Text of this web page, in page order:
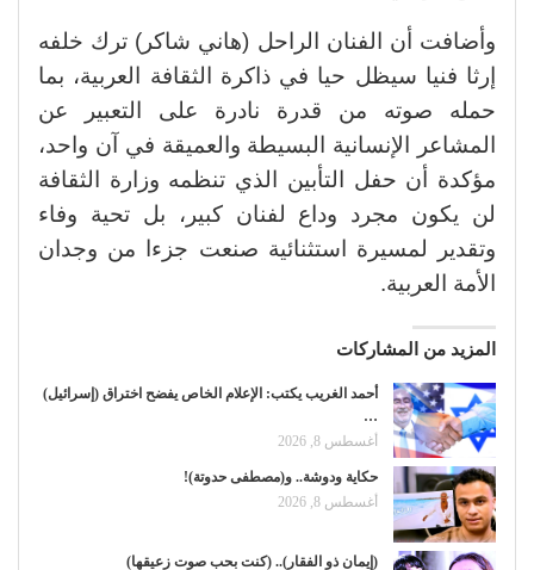
وأضافت أن الفنان الراحل (هاني شاكر) ترك خلفه
إرثا فنيا سيظل حيا في ذاكرة الثقافة العربية، بما
حمله صوته من قدرة نادرة على التعبير عن
المشاعر الإنسانية البسيطة والعميقة في آن واحد،
مؤكدة أن حفل التأبين الذي تنظمه وزارة الثقافة
لن يكون مجرد وداع لفنان كبير، بل تحية وفاء
وتقدير لمسيرة استثنائية صنعت جزءا من وجدان
الأمة العربية.
المزيد من المشاركات
أحمد الغريب يكتب: الإعلام الخاص يفضح اختراق (إسرائيل)
…
أغسطس 8, 2026
حكاية ودوشة.. و(مصطفى حدوتة)!
أغسطس 8, 2026
(إيمان ذو الفقار).. (كنت بحب صوت زعيقها)